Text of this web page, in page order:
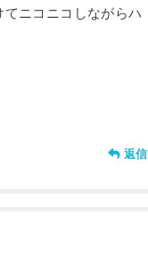
ニコニコしながらハ
返信